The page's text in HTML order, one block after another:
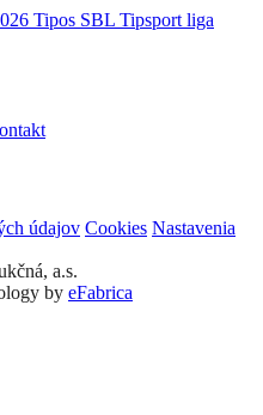
Tipos SBL Tipsport liga
údajov Cookies Nastavenia
a.s.
by eFabrica